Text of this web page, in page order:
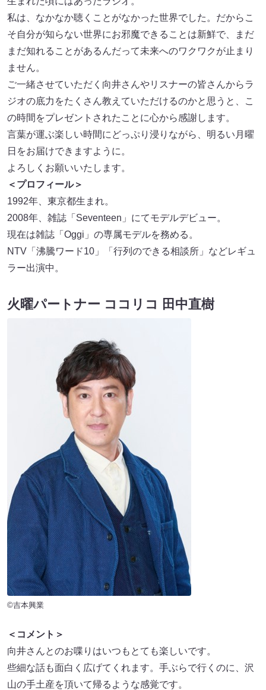
私は、なかなか聴くことがなかった世界でした。だからこ
そ自分が知らない世界にお邪魔できることは新鮮で、まだ
まだ知れることがあるんだって未来へのワクワクが止まり
ません。
ご一緒させていただく向井さんやリスナーの皆さんからラ
ジオの底力をたくさん教えていただけるのかと思うと、こ
の時間をプレゼントされたことに心から感謝します。
言葉が運ぶ楽しい時間にどっぷり浸りながら、明るい月曜
日をお届けできますように。
よろしくお願いいたします。
＜プロフィール＞
1992年、東京都生まれ。
2008年、雑誌「Seventeen」にてモデルデビュー。
現在は雑誌「Oggi」の専属モデルを務める。
NTV「沸騰ワード10」「行列のできる相談所」などレギュ
ラー出演中。
火曜パートナー ココリコ 田中直樹
©吉本興業
＜コメント＞
向井さんとのお喋りはいつもとても楽しいです。
些細な話も面白く広げてくれます。手ぶらで行くのに、沢
山の手土産を頂いて帰るような感覚です。